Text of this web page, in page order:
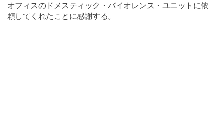
オフィスのドメスティック・バイオレンス・ユニットに依
頼してくれたことに感謝する。